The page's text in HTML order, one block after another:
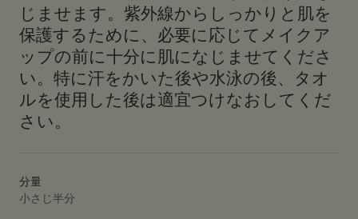
じませます。紫外線からしっかりと肌を
保護するために、必要に応じてメイクア
ップの前に十分に肌になじませてくださ
い。特に汗をかいた後や水泳の後、タオ
ルを使用した後は適宜つけなおしてくだ
さい。
分量
小さじ半分